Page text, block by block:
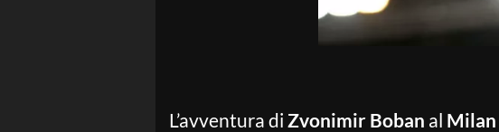
L’avventura di Zvonimir Boban al Milan